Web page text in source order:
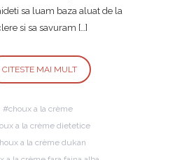
sa luam baza aluat de la
si sa savuram […]
CITESTE MAI MULT
choux a la crème
a la crème dietetice
a la crème dukan